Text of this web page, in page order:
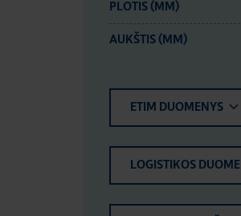
PLOTIS (MM)
AUKŠTIS (MM)
ETIM DUOMENYS
LOGISTIKOS